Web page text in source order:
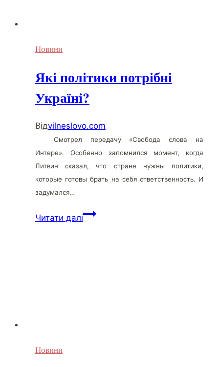
Новини
Які політики потрібні
Україні?
Відvilneslovo.com
Смотрел передачу «Свобода слова на
Интере». Особенно запомнился момент, когда
Литвин сказал, что стране нужны политики,
которые готовы брать на себя ответственность. И
задумался…
Читати далі
Новини